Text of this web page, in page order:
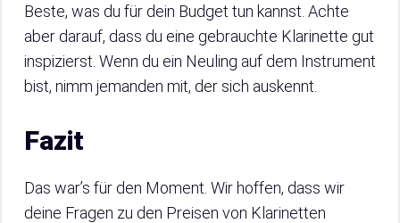
Beste, was du für dein Budget tun kannst. Achte
aber darauf, dass du eine gebrauchte Klarinette gut
inspizierst. Wenn du ein Neuling auf dem Instrument
bist, nimm jemanden mit, der sich auskennt.
Fazit
Das war’s für den Moment. Wir hoffen, dass wir
deine Fragen zu den Preisen von Klarinetten